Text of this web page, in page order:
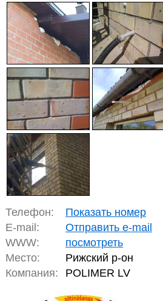
Телефон:
Показать номер
E-mail:
Отправить e-mail
WWW:
посмотреть
Место:
Рижский р-он
Компания:
POLIMER LV